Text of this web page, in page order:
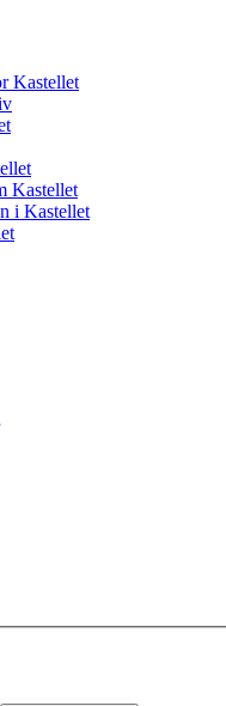
Kastellet
Kastellet
i Kastellet